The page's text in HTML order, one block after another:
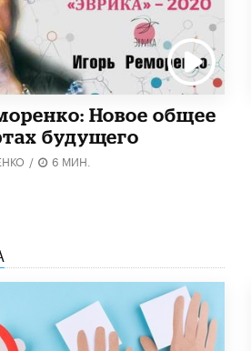
Новое общее
будущего
/ 6 МИН.